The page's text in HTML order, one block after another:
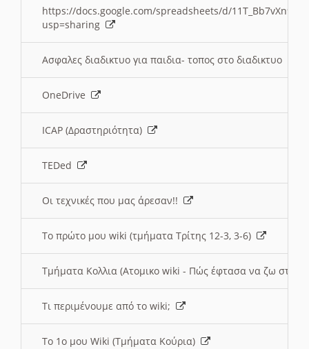
https://docs.google.com/spreadsheets/d/
usp=sharing
Ασφαλες διαδικτυο για παιδια- τοπος στο διαδικτυο
OneDrive
ICAP (Δραστηριότητα)
TEDed
Οι τεχνικές που μας άρεσαν!!
Το πρώτο μου wiki (τμήματα Τρίτης 12-3, 3-6)
Τμήματα Κολλια (Ατομικο wiki - Πώς έφτασα να ζω στην
Τι περιμένουμε από το wiki;
Το 1ο μου Wiki (Τμήματα Κούρια)